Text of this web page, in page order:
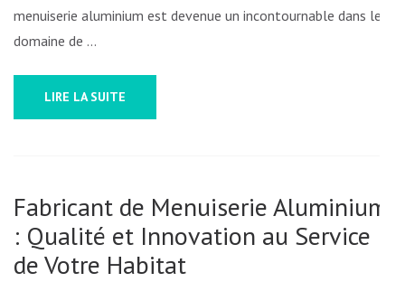
SERVICE
menuiserie aluminium est devenue un incontournable dans le
domaine de …
LIRE LA SUITE
Fabricant de Menuiserie Aluminium
: Qualité et Innovation au Service
de Votre Habitat